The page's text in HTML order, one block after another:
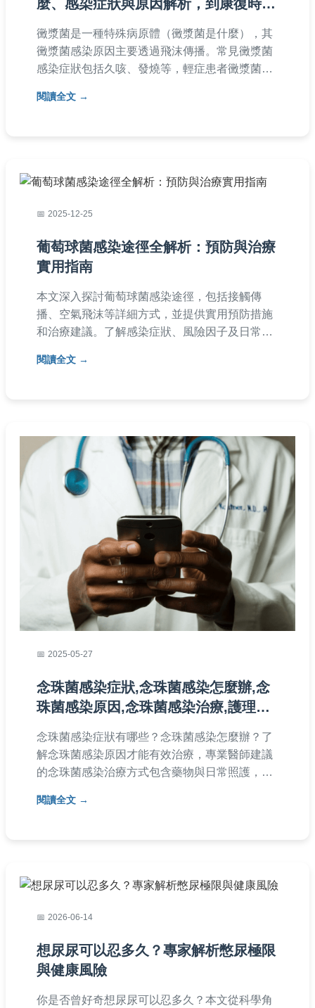
麼、感染症狀與原因解析，到康復時間
黴漿菌是一種特殊病原體（黴漿菌是什麼），其
黴漿菌感染原因主要透過飛沫傳播。常見黴漿菌
感染症狀包括久咳、發燒等，輕症患者黴漿菌感
久會好依免疫力而定）。若症狀持續應就醫，抗
閱讀全文
2025-12-25
葡萄球菌感染途徑全解析：預防與治療
實用指南
本文深入探討葡萄球菌感染途徑，包括接觸傳
播、空氣飛沫等詳細方式，並提供實用預防措施
和治療建議。了解感染症狀、風險因子及日常防
問題解答，適合一般民眾閱讀。
閱讀全文
2025-05-27
念珠菌感染症狀,念珠菌感染怎麼辦,念
珠菌感染原因,念珠菌感染治療,護理措
念珠菌感染症狀有哪些？念珠菌感染怎麼辦？了
解念珠菌感染原因才能有效治療，專業醫師建議
的念珠菌感染治療方式包含藥物與日常照護，同
燥、穿透氣衣物等，幫助加速康復並預防復發。
閱讀全文
2026-06-14
想尿尿可以忍多久？專家解析憋尿極限
與健康風險
你是否曾好奇想尿尿可以忍多久？本文從科學角